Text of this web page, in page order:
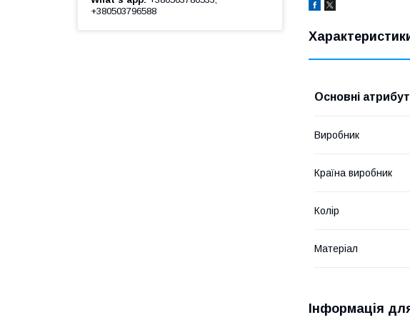
Основні
Виробник
Країна виробник
Колір
Матеріал
Інформація
+380503796588